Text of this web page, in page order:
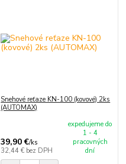
Snehové reťaze KN-100 (kovové) 2ks
(AUTOMAX)
39,90 €/ks
32,44 € bez DPH
expedujeme do
1 - 4
pracovných
dní